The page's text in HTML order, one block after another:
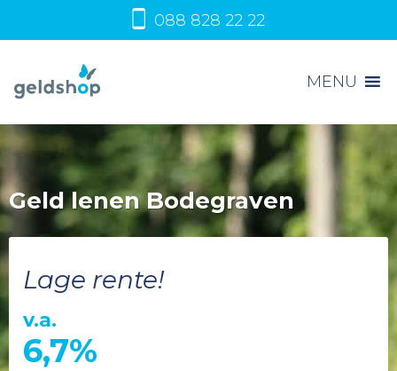
088 828 22 22
MENU
Geld lenen Bodegraven
Lage rente!
v.a.
6,7%